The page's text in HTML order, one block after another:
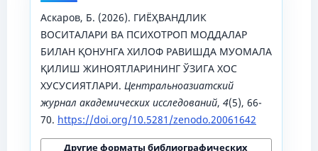
Аскаров, Б. (2026). ГИЁҲВАНДЛИК
ВОСИТАЛАРИ ВА ПСИХОТРОП МОДДАЛАР
БИЛАН ҚОНУНГА ХИЛОФ РАВИШДА МУОМАЛА
ҚИЛИШ ЖИНОЯТЛАРИНИНГ ЎЗИГА ХОС
ХУСУСИЯТЛАРИ. Центральноазиатский
журнал академических исследований, 4(5), 66-
70. https://doi.org/10.5281/zenodo.20061642
Другие форматы библиографических